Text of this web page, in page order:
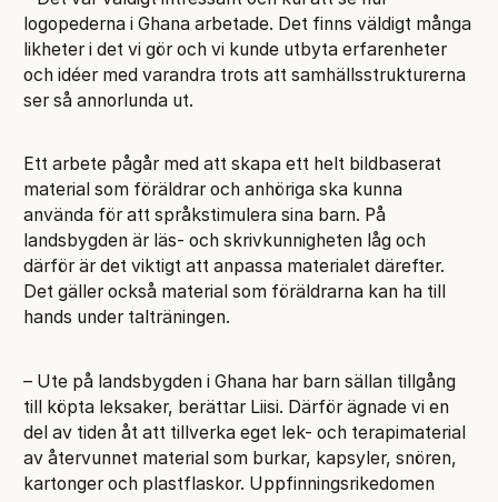
logopederna i Ghana arbetade. Det finns väldigt många
likheter i det vi gör och vi kunde utbyta erfarenheter
och idéer med varandra trots att samhällsstrukturerna
ser så annorlunda ut.
Ett arbete pågår med att skapa ett helt bildbaserat
material som föräldrar och anhöriga ska kunna
använda för att språkstimulera sina barn. På
landsbygden är läs- och skrivkunnigheten låg och
därför är det viktigt att anpassa materialet därefter.
Det gäller också material som föräldrarna kan ha till
hands under talträningen.
– Ute på landsbygden i Ghana har barn sällan tillgång
till köpta leksaker, berättar Liisi. Därför ägnade vi en
del av tiden åt att tillverka eget lek- och terapimaterial
av återvunnet material som burkar, kapsyler, snören,
kartonger och plastflaskor. Uppfinningsrikedomen